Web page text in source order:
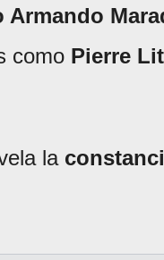
Armando
como Pierre
la